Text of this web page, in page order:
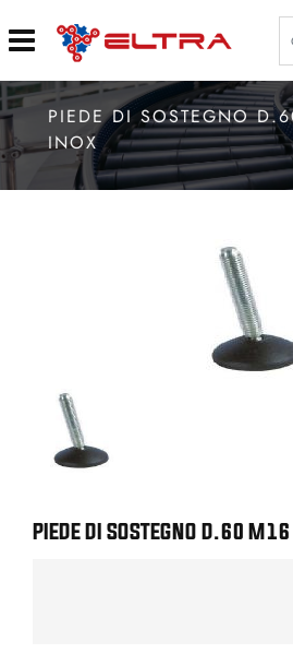
Open
PIEDE DI SOSTEGNO
INOX
PIEDE DI SOSTEGNO D.60